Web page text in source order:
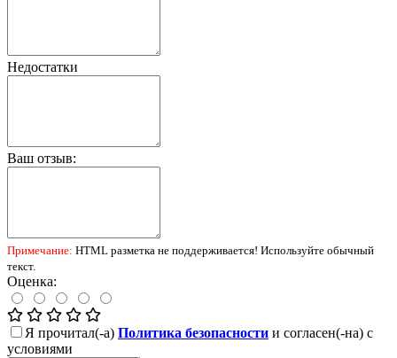
Недостатки
Ваш отзыв:
Примечание: HTML разметка не поддерживается! Используйте обычный
текст.
Оценка:
Я прочитал(-а) Политика безопасности и согласен(-на) с
условиями